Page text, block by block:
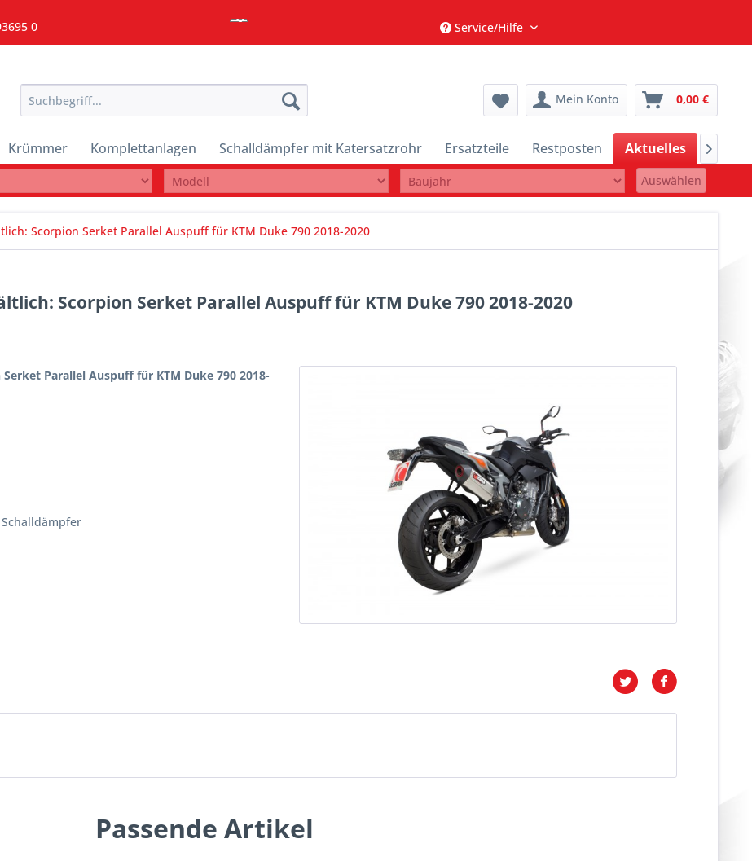
0 Service/Hilfe
Mein Konto 0,00 €
Krümmer Komplettanlagen Schalldämpfer mit Katersatzrohr Ersatzteile Restposten Aktuelles 
Auswählen
Scorpion Serket Parallel Auspuff für KTM Duke 790 2018-2020
Scorpion Serket Parallel Auspuff für KTM Duke 790 2018-2020
Parallel Auspuff für KTM Duke 790 2018-
Passende Artikel